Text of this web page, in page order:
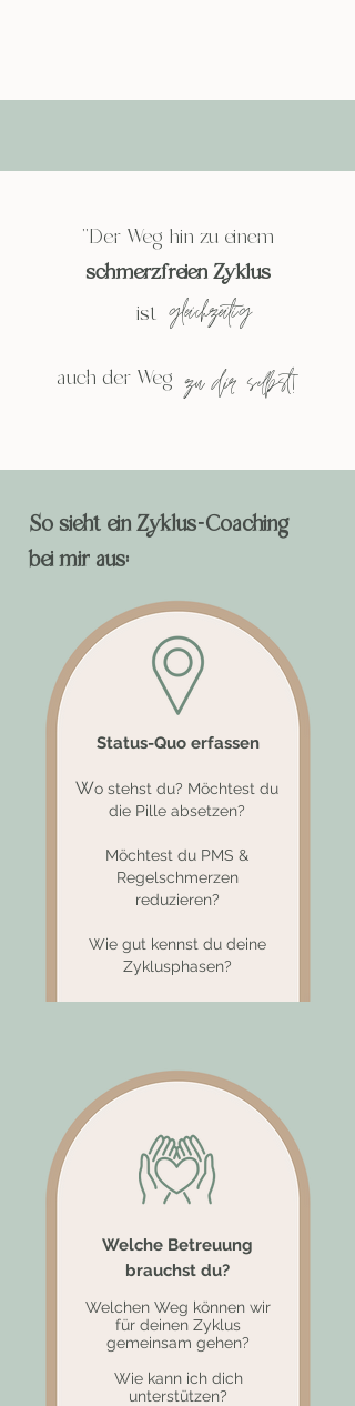
"Der Weg hin zu einem
schmerzfreien Zyklus
gleichzeitig
zu dir selbst!
ist
auch der Weg
So sieht ein Zyklus-Coaching
bei mir aus:
Wo stehst du? Möchtest du
die Pille absetzen?
Möchtest du PMS &
Regelschmerzen
reduzieren?
Wie gut kennst du deine
Zyklusphasen?
Status-Quo erfassen
Welchen Weg können wir
für deinen Zyklus
gemeinsam gehen?
Wie kann ich dich
unterstützen?
Welche Betreuung
brauchst du?